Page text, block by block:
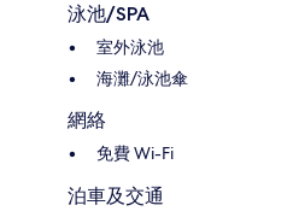
泳池/SPA
室外泳池
海灘/泳池傘
網絡
免費 Wi-Fi
泊車及交通